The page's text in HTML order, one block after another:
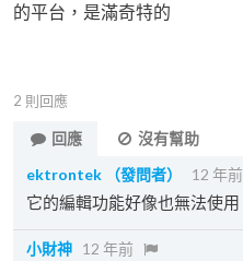
的平台，是滿奇特的
2 則回應
回應
沒有幫助
ektrontek
（發問者） 12 年前
它的編輯功能好像也無法使用
小財神 12 年前